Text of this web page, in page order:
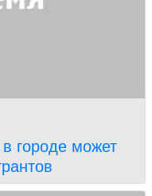
городе может